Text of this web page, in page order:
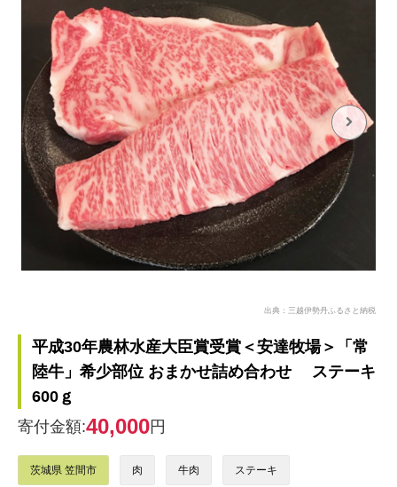
出典：三越伊勢丹ふるさと納税
平成30年農林水産大臣賞受賞＜安達牧場＞「常
陸牛」希少部位 おまかせ詰め合わせ ステーキ
600ｇ
寄付金額:40,000円
茨城県 笠間市 肉 牛肉 ステーキ